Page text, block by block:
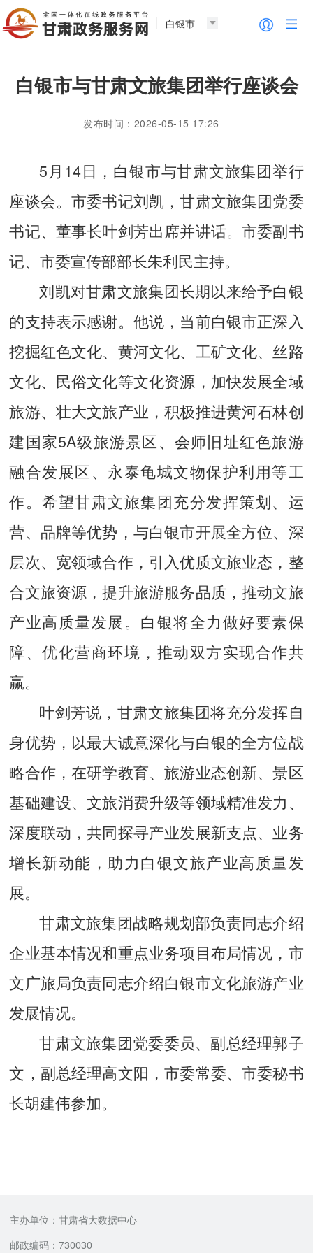
白银市
白银市与甘肃文旅集团举行座谈会
发布时间：2026-05-15 17:26
5月14日，白银市与甘肃文旅集团举行
座谈会。市委书记刘凯，甘肃文旅集团党委
书记、董事长叶剑芳出席并讲话。市委副书
记、市委宣传部部长朱利民主持。
刘凯对甘肃文旅集团长期以来给予白银
的支持表示感谢。他说，当前白银市正深入
挖掘红色文化、黄河文化、工矿文化、丝路
文化、民俗文化等文化资源，加快发展全域
旅游、壮大文旅产业，积极推进黄河石林创
建国家5A级旅游景区、会师旧址红色旅游
融合发展区、永泰龟城文物保护利用等工
作。希望甘肃文旅集团充分发挥策划、运
营、品牌等优势，与白银市开展全方位、深
层次、宽领域合作，引入优质文旅业态，整
合文旅资源，提升旅游服务品质，推动文旅
产业高质量发展。白银将全力做好要素保
障、优化营商环境，推动双方实现合作共
赢。
叶剑芳说，甘肃文旅集团将充分发挥自
身优势，以最大诚意深化与白银的全方位战
略合作，在研学教育、旅游业态创新、景区
基础建设、文旅消费升级等领域精准发力、
深度联动，共同探寻产业发展新支点、业务
增长新动能，助力白银文旅产业高质量发
展。
甘肃文旅集团战略规划部负责同志介绍
企业基本情况和重点业务项目布局情况，市
文广旅局负责同志介绍白银市文化旅游产业
发展情况。
甘肃文旅集团党委委员、副总经理郭子
文，副总经理高文阳，市委常委、市委秘书
长胡建伟参加。
主办单位：甘肃省大数据中心
邮政编码：730030